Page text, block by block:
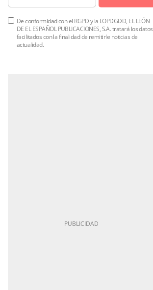
De conformidad con el RGPD y la LOPDGDD, EL LEÓN
DE EL ESPAÑOL PUBLICACIONES, S.A. tratará los datos
facilitados con la finalidad de remitirle noticias de
actualidad.